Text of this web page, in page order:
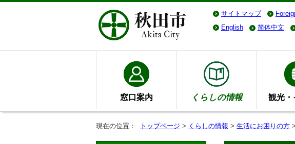
サイトマップ
English
简体中文
窓口案内 くらしの情報 観光・
現在の位置： トップページ > くらしの情報 > 生活にお困りの方